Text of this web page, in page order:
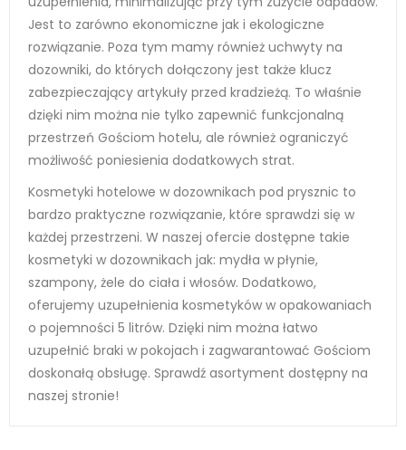
Jest to zarówno ekonomiczne jak i ekologiczne
rozwiązanie. Poza tym mamy również uchwyty na
dozowniki, do których dołączony jest także klucz
zabezpieczający artykuły przed kradzieżą. To właśnie
dzięki nim można nie tylko zapewnić funkcjonalną
przestrzeń Gościom hotelu, ale również ograniczyć
możliwość poniesienia dodatkowych strat.
Kosmetyki hotelowe w dozownikach pod prysznic to
bardzo praktyczne rozwiązanie, które sprawdzi się w
każdej przestrzeni. W naszej ofercie dostępne takie
kosmetyki w dozownikach jak: mydła w płynie,
szampony, żele do ciała i włosów. Dodatkowo,
oferujemy uzupełnienia kosmetyków w opakowaniach
o pojemności 5 litrów. Dzięki nim można łatwo
uzupełnić braki w pokojach i zagwarantować Gościom
doskonałą obsługę. Sprawdź asortyment dostępny na
naszej stronie!